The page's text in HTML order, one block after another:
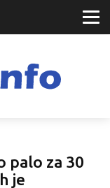
palo za 30
je